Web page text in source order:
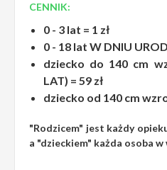
CENNIK:
0 - 3 lat = 1 zł
0 - 18 lat W DNIU
dziecko do 140 cm
LAT) = 59 zł
dziecko od 140 cm
"Rodzicem" jest każdy
a "dzieckiem" każda osoba